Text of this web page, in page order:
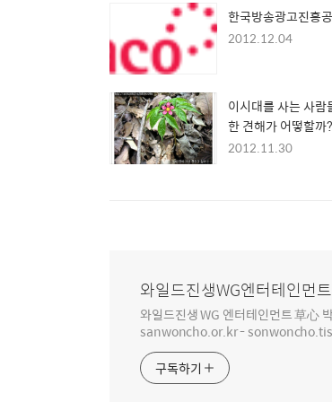
한국방송광고진흥
2012.12.04
이시대를 사는 사람
한 견해가 어떻할까?
2012.11.30
와일드진생WG엔터테인
와일드진생 WG 엔터테인먼트 草
sanwoncho.or.kr -
구독하기